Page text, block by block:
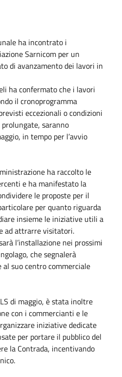
ha incontrato i
Sarnicom per un
di avanzamento dei lavori in
ha confermato che i lavori
il cronoprogramma
eccezionali o condizioni
saranno
in tempo per l’avvio
ha raccolto le
e ha manifestato la
le proposte per il
per quanto riguarda
insieme le iniziative utili a
ad attrarre visitatori.
l’installazione nei prossimi
che segnalerà
al suo centro commerciale
di maggio, è stata inoltre
con i commercianti e le
iniziative dedicate
per portare il pubblico del
la Contrada, incentivando